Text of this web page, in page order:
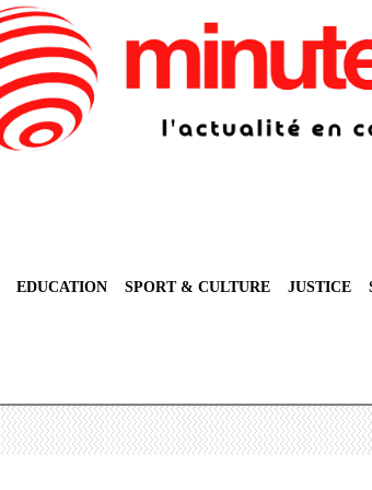
EDUCATION SPORT & CULTURE JUSTICE